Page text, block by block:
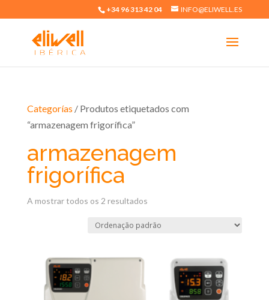
+34 96 313 42 04 INFO@ELIWELL.ES
Categorías / Produtos etiquetados com
“armazenagem frigorífica”
armazenagem
frigorífica
A mostrar todos os 2 resultados